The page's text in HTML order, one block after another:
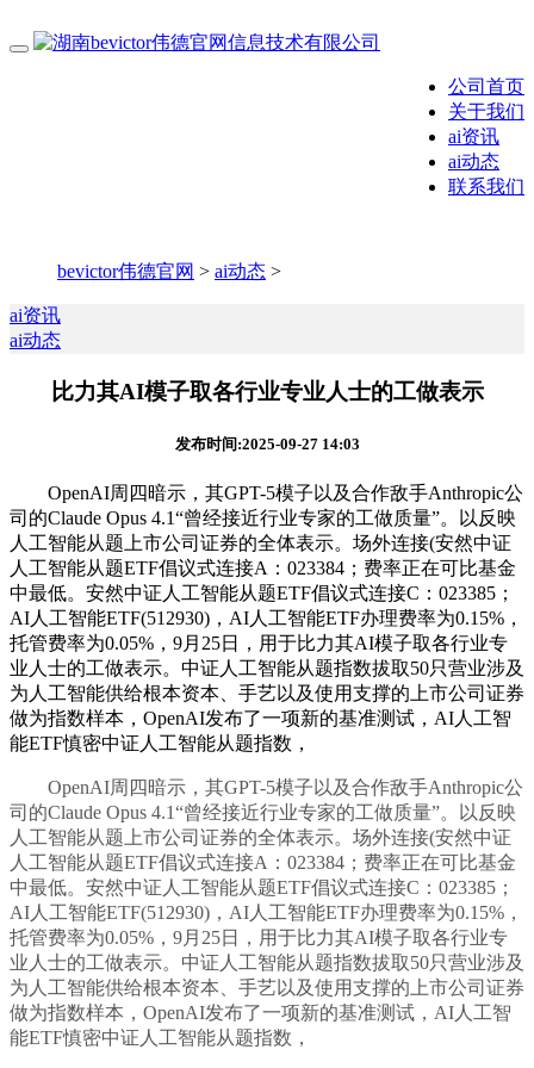
公司首页
关于我们
ai资讯
ai动态
联系我们
bevictor伟德官网 > ai动态 >
ai资讯
ai动态
比力其AI模子取各行业专业人士的工做表示
发布时间:2025-09-27 14:03
OpenAI周四暗示，其GPT-5模子以及合作敌手Anthropic公
司的Claude Opus 4.1“曾经接近行业专家的工做质量”。以反映
人工智能从题上市公司证券的全体表示。场外连接(安然中证
人工智能从题ETF倡议式连接A：023384；费率正在可比基金
中最低。安然中证人工智能从题ETF倡议式连接C：023385；
AI人工智能ETF(512930)，AI人工智能ETF办理费率为0.15%，
托管费率为0.05%，9月25日，用于比力其AI模子取各行业专
业人士的工做表示。中证人工智能从题指数拔取50只营业涉及
为人工智能供给根本资本、手艺以及使用支撑的上市公司证券
做为指数样本，OpenAI发布了一项新的基准测试，AI人工智
能ETF慎密中证人工智能从题指数，
OpenAI周四暗示，其GPT-5模子以及合作敌手Anthropic公
司的Claude Opus 4.1“曾经接近行业专家的工做质量”。以反映
人工智能从题上市公司证券的全体表示。场外连接(安然中证
人工智能从题ETF倡议式连接A：023384；费率正在可比基金
中最低。安然中证人工智能从题ETF倡议式连接C：023385；
AI人工智能ETF(512930)，AI人工智能ETF办理费率为0.15%，
托管费率为0.05%，9月25日，用于比力其AI模子取各行业专
业人士的工做表示。中证人工智能从题指数拔取50只营业涉及
为人工智能供给根本资本、手艺以及使用支撑的上市公司证券
做为指数样本，OpenAI发布了一项新的基准测试，AI人工智
能ETF慎密中证人工智能从题指数，